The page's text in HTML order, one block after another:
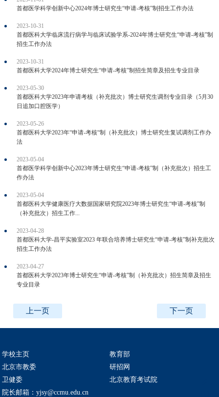
首都医学科学创新中心2024年博士研究生“申请-考核”制招生工作办法
2023-10-31
首都医科大学临床流行病学与临床试验学系-2024年博士研究生“申请-考核”制
招生工作办法
2023-10-31
首都医科大学2024年博士研究生“申请-考核”制招生简章及招生专业目录
2023-05-30
首都医科大学2023年申请考核（补充批次）博士研究生调剂专业目录（5月30
日追加口腔医学）
2023-05-26
首都医科大学2023年“申请-考核“制（补充批次）博士研究生复试调剂工作办
法
2023-05-04
首都医学科学创新中心2023年博士研究生“申请-考核”制（补充批次）招生工
作办法
2023-05-04
首都医科大学健康医疗大数据国家研究院2023年博士研究生“申请-考核”制
（补充批次）招生工作...
2023-04-28
首都医科大学-昌平实验室2023 年联合培养博士研究生“申请-考核”制补充批次
招生工作办法
2023-04-27
首都医科大学2023年博士研究生“申请-考核”制（补充批次）招生简章及招生
专业目录
上一页 下一页
学校主页
教育部
北京市教委
研招网
卫健委
北京教育考试院
院长邮箱：yjsy@ccmu.edu.cn